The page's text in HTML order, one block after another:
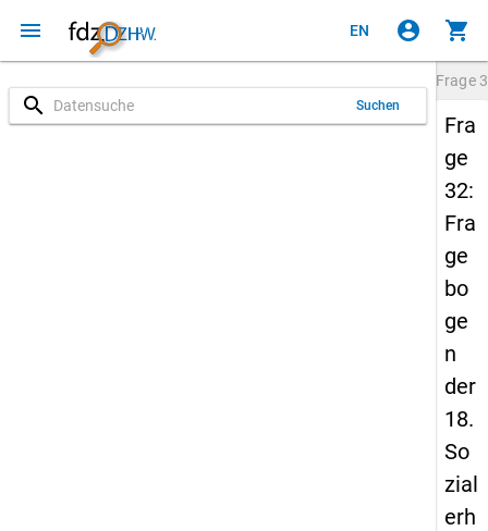
menu EN account_circle shopping_cart
search Suchen
Frage
Fra
ge
32:
Fra
ge
bo
ge
n
der
18.
So
zial
erh